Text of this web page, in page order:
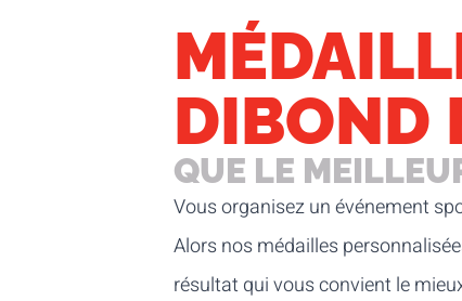
DIBOND
QUE LE
Vous organisez un événement
Alors nos médailles
résultat qui vous convient le